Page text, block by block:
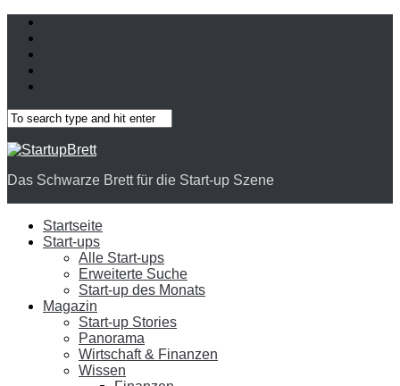
Das Schwarze Brett für die Start-up Szene
Startseite
Start-ups
Alle Start-ups
Erweiterte Suche
Start-up des Monats
Magazin
Start-up Stories
Panorama
Wirtschaft & Finanzen
Wissen